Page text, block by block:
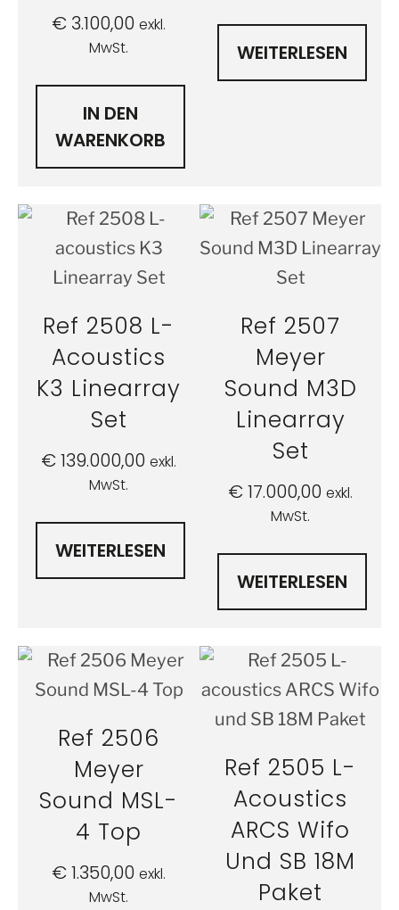
€ 3.100,00 exkl.
MwSt.
IN DEN
WARENKORB
WEITERLESEN
Ref 2508 L-
Acoustics
K3 Linearray
Set
€139.000,00 exkl.
MwSt.
WEITERLESEN
Ref 2507
Meyer
Sound M3D
Linearray
Set
€17.000,00 exkl.
MwSt.
WEITERLESEN
Ref 2506
Meyer
Sound MSL-
4 Top
€1.350,00 exkl.
MwSt.
Ref 2505 L-
Acoustics
ARCS Wifo
Und SB 18M
Paket